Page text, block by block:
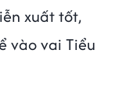
xuất tốt,
vào vai Tiểu